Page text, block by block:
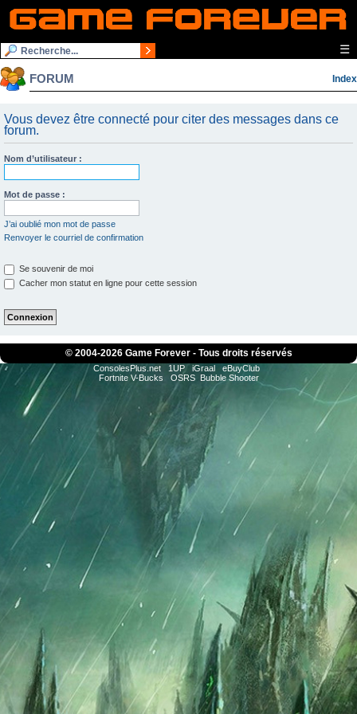
☰
FORUM Index
Vous devez être connecté pour citer des messages dans ce
forum.
Nom d’utilisateur :
Mot de passe :
J’ai oublié mon mot de passe
Renvoyer le courriel de confirmation
Se souvenir de moi
Cacher mon statut en ligne pour cette session
© 2004-2026 Game Forever - Tous droits réservés
ConsolesPlus.net 1UP iGraal
eBuyClub
Fortnite V-Bucks
OSRS Bubble Shooter